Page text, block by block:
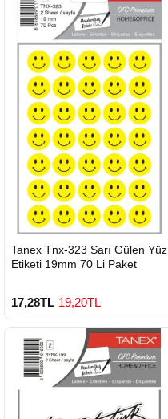
GÖNDERİ
Tanex Tnx-323 Sarı Gülen Yüz
Etiketi 19mm 70 Li Paket
17,28TL 19,20TL